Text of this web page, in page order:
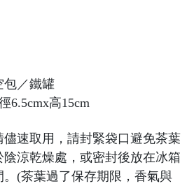
包／鐵罐
6.5cmx高15cm
速取用，請封緊袋口避免茶葉
涼乾燥處，或密封後放在冰箱
(茶葉過了保存期限，香氣與